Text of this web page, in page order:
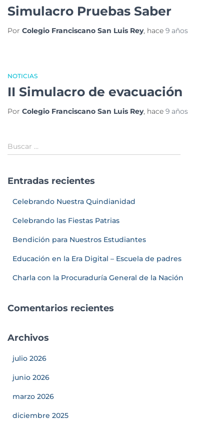
Simulacro Pruebas Saber
Por Colegio Franciscano San Luis Rey, hace 9 años
NOTICIAS
II Simulacro de evacuación
Por Colegio Franciscano San Luis Rey, hace 9 años
Buscar …
Entradas recientes
Celebrando Nuestra Quindianidad
Celebrando las Fiestas Patrias
Bendición para Nuestros Estudiantes
Educación en la Era Digital – Escuela de padres
Charla con la Procuraduría General de la Nación
Comentarios recientes
Archivos
julio 2026
junio 2026
marzo 2026
diciembre 2025